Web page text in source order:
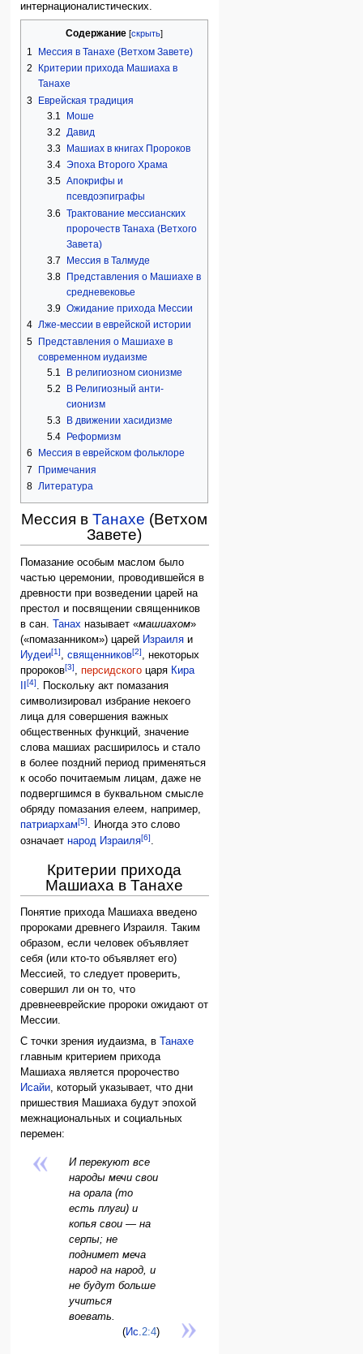
интернационалистических.
Содержание
1
Мессия в Танахе (Ветхом Завете)
2
Критерии прихода Машиаха в
Танахе
3 Еврейская традиция
3.1
Моше
3.2
Давид
3.3
Машиах в книгах Пророков
3.4 Эпоха Второго Храма
3.5 Апокрифы и
псевдоэпиграфы
3.6 Трактование мессианских
пророчеств Танаха (Ветхого
Завета)
3.7
Мессия в Талмуде
3.8
Представления о Машиахе в
средневековье
3.9 Ожидание прихода Мессии
4 Лже-мессии в еврейской истории
5 Представления о Машиахе в
современном иудаизме
5.1
В религиозном сионизме
5.2
В Религиозный анти-
сионизм
5.3
В движении хасидизме
5.4
Реформизм
6
Мессия в еврейском фольклоре
7
Примечания
8 Литература
Мессия вТанахе (Ветхом
Завете)
Помазание особым маслом было
частью церемонии, проводившейся в
древности при возведении царей на
престол и посвящении священников
в сан.Танах называет «машиахом»
(«помазанником») царей Израиля и
Иудеи[1],священников[2], некоторых
пророков[3],персидского царя Кира
II[4]. Поскольку акт помазания
символизировал избрание некоего
лица для совершения важных
общественных функций, значение
слова машиах расширилось и стало
в более поздний период применяться
к особо почитаемым лицам, даже не
подвергшимся в буквальном смысле
обряду помазания елеем, например,
патриархам[5]. Иногда это слово
означаетнарод Израиля[6].
Критерии прихода
Машиаха в Танахе
Понятие прихода Машиаха введено
пророками древнего Израиля. Таким
образом, если человек объявляет
себя (или кто-то объявляет его)
Мессией, то следует проверить,
совершил ли он то, что
древнееврейские пророки ожидают от
Мессии.
С точки зрения иудаизма, вТанахе
главным критерием прихода
Машиаха является пророчество
Исайи , который указывает, что дни
пришествия Машиаха будут эпохой
межнациональных и социальных
перемен:
И перекуют все
народы мечи свои
на орала (то
есть плуги) и
копья свои — на
серпы; не
поднимет меча
народ на народ, и
не будут больше
учиться
воевать.
(Ис.2:4)